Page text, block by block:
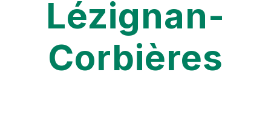
Lézignan-
Corbières